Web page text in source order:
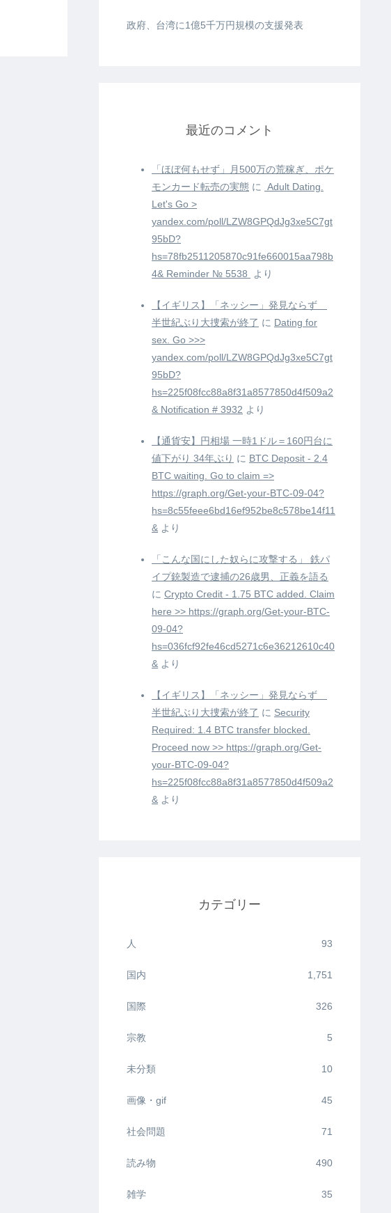
政府、台湾に1億5千万円規模の支援発表
最近のコメント
「ほぼ何もせず」月500万の荒稼ぎ、ポケ
モンカード転売の実態 に
️ Adult Dating.
Let's Go >
yandex.com/poll/LZW8GPQdJg3xe5C7gt
95bD?
hs=78fb2511205870c91fe660015aa798b
4& Reminder № 5538 ️
より
【イギリス】「ネッシー」発見ならず
半世紀ぶり大捜索が終了 に Dating for
sex. Go >>>
yandex.com/poll/LZW8GPQdJg3xe5C7gt
95bD?
hs=225f08fcc88a8f31a8577850d4f509a2
& Notification # 3932 より
【通貨安】円相場 一時1ドル＝160円台に
値下がり 34年ぶり に BTC Deposit - 2.4
BTC waiting. Go to claim =>
https://graph.org/Get-your-BTC-09-04?
hs=8c55feee6bd16ef952be8c578be14f11
& より
「こんな国にした奴らに攻撃する」 鉄パ
イプ銃製造で逮捕の26歳男、正義を語る
に Crypto Credit - 1.75 BTC added. Claim
here >> https://graph.org/Get-your-BTC-
09-04?
hs=036fcf92fe46cd5271c6e36212610c40
& より
【イギリス】「ネッシー」発見ならず
半世紀ぶり大捜索が終了 に Security
Required: 1.4 BTC transfer blocked.
Proceed now >> https://graph.org/Get-
your-BTC-09-04?
hs=225f08fcc88a8f31a8577850d4f509a2
& より
カテゴリー
人 93
国内 1,751
国際 326
宗教 5
未分類 10
画像・gif 45
社会問題 71
読み物 490
雑学 35